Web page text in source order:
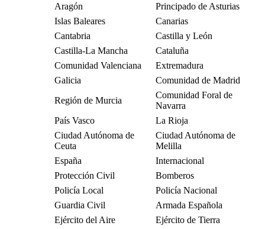
Aragón
Principado de Asturias
Islas Baleares
Canarias
Cantabria
Castilla y León
Castilla-La Mancha
Cataluña
Comunidad Valenciana
Extremadura
Galicia
Comunidad de Madrid
Región de Murcia
Comunidad Foral de
Navarra
País Vasco
La Rioja
Ciudad Autónoma de
Ceuta
Ciudad Autónoma de
Melilla
España
Internacional
Protección Civil
Bomberos
Policía Local
Policía Nacional
Guardia Civil
Armada Española
Ejército del Aire
Ejército de Tierra